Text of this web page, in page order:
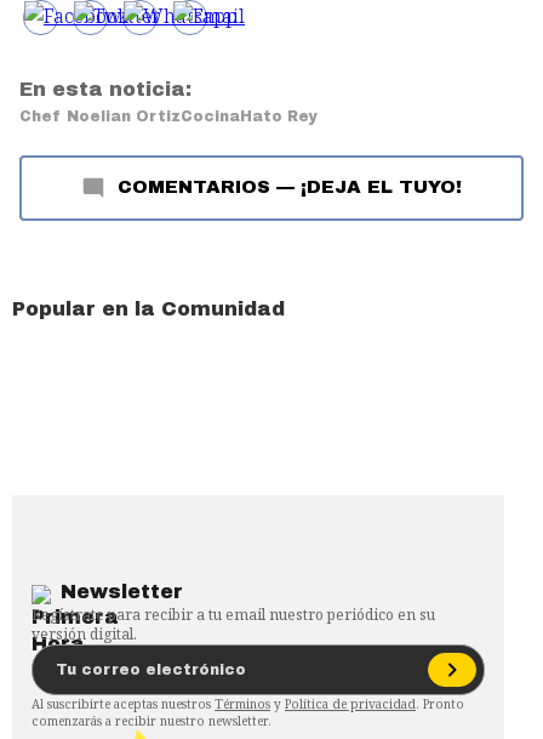
En esta noticia:
Chef Noelian OrtizCocina Hato Rey
COMENTARIOS — ¡DEJA EL TUYO!
Popular en la Comunidad
Newsletter
Regístrate para recibir a tu email nuestro periódico en su
versión digital.
Al suscribirte aceptas nuestros Términos y Política de privacidad. Pronto
comenzarás a recibir nuestro newsletter.